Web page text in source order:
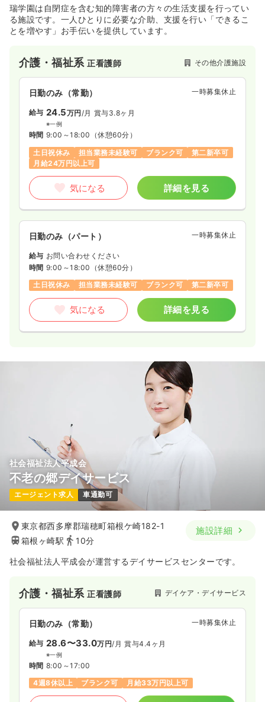
瑞学園は自閉症を含む知的障害者の方々の生活支援を行ってい
る施設です。一人ひとりに必要な介助、支援を行い「できるこ
とを増やす」お手伝いを提供しています。
介護・福祉系正看護師 その他介護施設
日勤のみ（常勤） 一時募集休止
給与 24.5万円/月 賞与3.8ヶ月
※一例
時間 9:00～18:00 （休憩60分）
土日祝休み
担当業務未経験可 ブランク可
第二新卒可
月給24万円以上可
気になる 詳細を見る
日勤のみ（パート） 一時募集休止
給与 お問い合わせください
時間 9:00～18:00 （休憩60分）
土日祝休み
担当業務未経験可 ブランク可 第二新卒可
気になる 詳細を見る
社会福祉法人平成会
不老の郷デイサービス
エージェント求人 車通勤可
東京都西多摩郡瑞穂町箱根ケ崎182-1
箱根ヶ崎駅
10分
施設詳細
社会福祉法人平成会が運営するデイサービスセンターです。
介護・福祉系正看護師 デイケア・デイサービス
日勤のみ（常勤） 一時募集休止
給与 28.6〜33.0万円/月 賞与4.4ヶ月
※一例
時間 8:00～17:00
4週8休以上
ブランク可 月給33万円以上可